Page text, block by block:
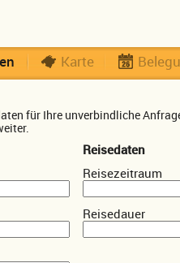
Karte
für Ihre unverbindliche
Reisedaten
Reisezeitraum
Reisedauer